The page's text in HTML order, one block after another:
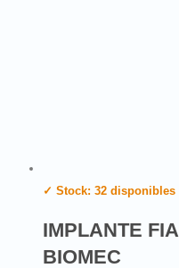
✓ Stock: 32 disponibles
IMPLANTE FIA
BIOMEC